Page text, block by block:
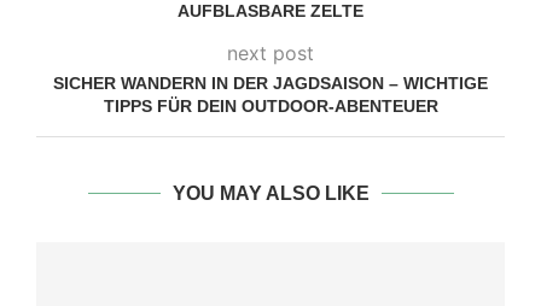
AUFBLASBARE ZELTE
next post
SICHER WANDERN IN DER JAGDSAISON – WICHTIGE
TIPPS FÜR DEIN OUTDOOR-ABENTEUER
YOU MAY ALSO LIKE